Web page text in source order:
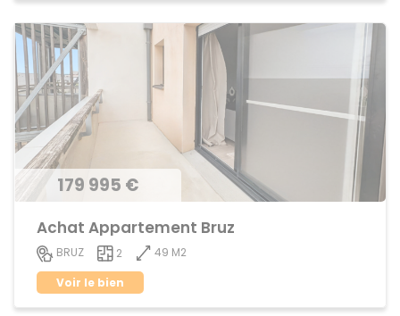
179 995 €
Achat Appartement Bruz
BRUZ 2
49 M2
Voir le bien